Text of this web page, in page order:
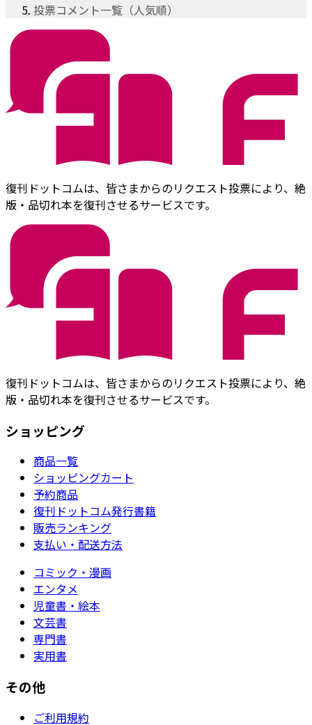
投票コメント一覧（人気順）
復刊ドットコムは、皆さまからのリクエスト投票により、絶
版・品切れ本を復刊させるサービスです。
復刊ドットコムは、皆さまからのリクエスト投票により、絶
版・品切れ本を復刊させるサービスです。
ショッピング
商品一覧
ショッピングカート
予約商品
復刊ドットコム発行書籍
販売ランキング
支払い・配送方法
コミック・漫画
エンタメ
児童書・絵本
文芸書
専門書
実用書
その他
ご利用規約